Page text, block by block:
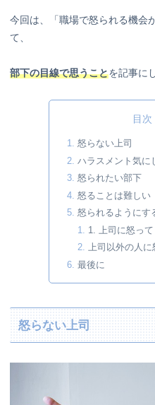
今回は、「職場で怒られる機会
て、
部下の目線で思うことを記事に
目次
怒らない上司
ハラスメント気に
怒られたい部下
怒ることは難しい
怒られるようにす
1. 上司に怒っ
上司以外の人に
最後に
怒らない上司